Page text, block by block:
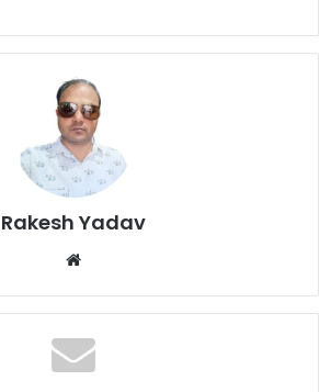
Rakesh Yadav
b
s
i